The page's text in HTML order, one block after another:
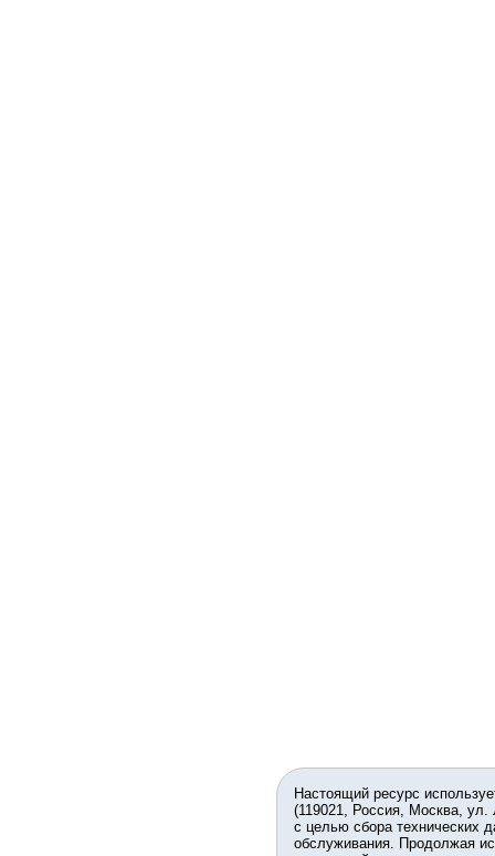
Настоящий ресурс
(119021, Россия, Москва,
с целью сбора технических
обслуживания. Продолжая